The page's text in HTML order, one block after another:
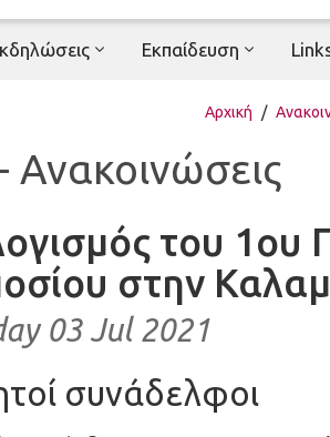
Εκπαίδευση
Αρχική /
Ανακοινώσεις
του 1ου
στην
03 Jul 2021
συνάδελφοι